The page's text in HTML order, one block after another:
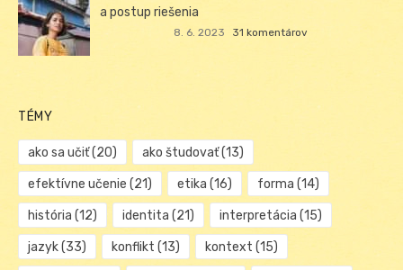
a postup riešenia
8. 6. 2023 31 komentárov
TÉMY
ako sa učiť(20) ako študovať(13)
efektívne učenie (21) etika (16) forma (14)
história (12) identita (21) interpretácia (15)
jazyk(33) konflikt (13) kontext (15)